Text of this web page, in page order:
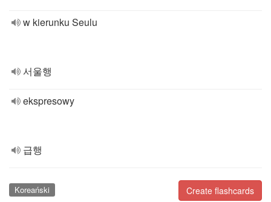
w kierunku Seulu
서울행
ekspresowy
급행
Create flashcards
Koreański